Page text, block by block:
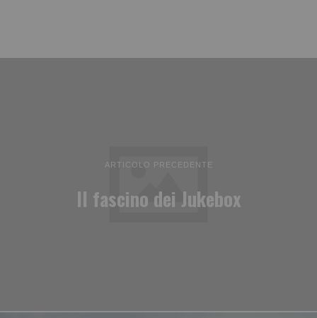
ARTICOLO PRECEDENTE
Il fascino dei Jukebox